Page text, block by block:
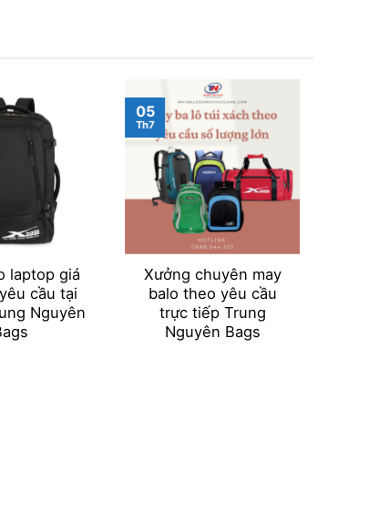
laptop giá
cầu tại
Nguyên
Xưởng chuyên may
balo theo yêu cầu
trực tiếp Trung
Nguyên Bags
05
Th7